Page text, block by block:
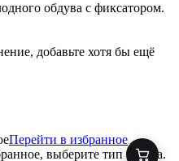
обдува с фиксатором.
добавьте хотя бы ещё
Перейти в избранное
выберите тип товара.